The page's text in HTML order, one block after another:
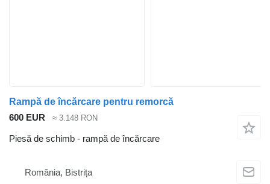
Rampă de încărcare pentru remorcă
600 EUR
≈ 3.148 RON
Piesă de schimb - rampă de încărcare
România, Bistrița